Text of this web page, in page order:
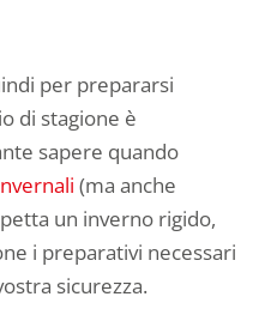
per prepararsi
di stagione è
sapere quando
(ma anche
un inverno rigido,
i preparativi necessari
sicurezza.